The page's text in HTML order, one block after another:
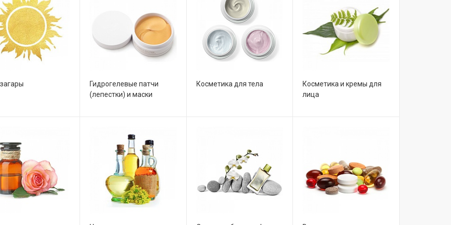
Гидрогелевые патчи
(лепестки) и маски
Косметика для тела
Косметика и кремы для
лица